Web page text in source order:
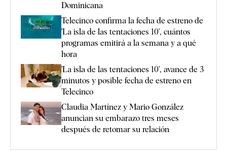
Dominicana
Telecinco confirma la fecha de estreno de
'La isla de las tentaciones 10', cuántos
programas emitirá a la semana y a qué
hora
'La isla de las tentaciones 10', avance de 3
minutos y posible fecha de estreno en
Telecinco
Claudia Martínez y Mario González
anuncian su embarazo tres meses
después de retomar su relación